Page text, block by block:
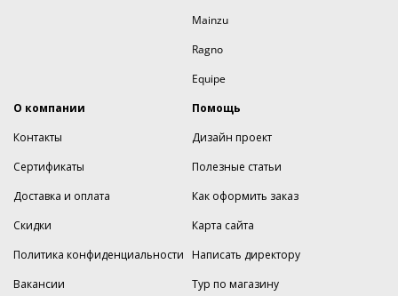
Mainzu
Ragno
Equipe
О компании
Контакты
Сертификаты
Доставка и оплата
Скидки
Политика конфиденциальности
Вакансии
Помощь
Дизайн проект
Полезные статьи
Как оформить заказ
Карта сайта
Написать директору
Тур по магазину